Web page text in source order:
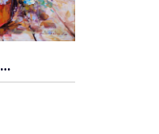
Nazbierané pri západe slnka